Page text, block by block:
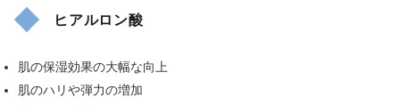
ヒアルロン酸
肌の保湿効果の大幅な向上
肌のハリや弾力の増加